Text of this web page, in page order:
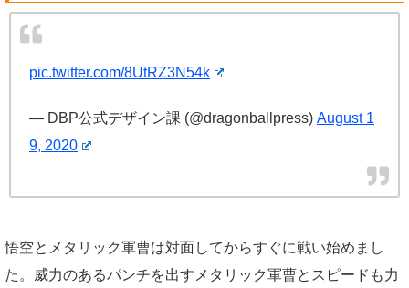
pic.twitter.com/8UtRZ3N54k
— DBP公式デザイン課 (@dragonballpress) August 1
9, 2020
悟空とメタリック軍曹は対面してからすぐに戦い始めまし
た。威力のあるパンチを出すメタリック軍曹とスピードも力